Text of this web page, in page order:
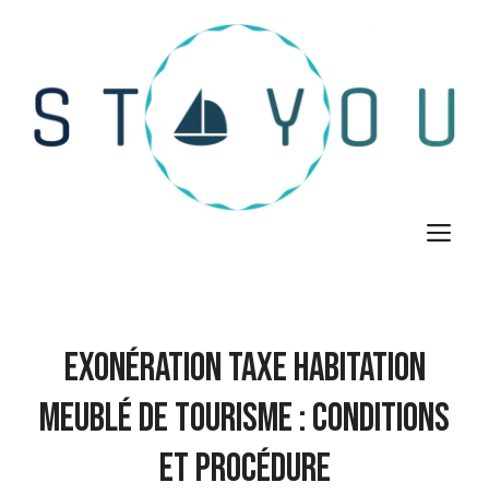
Exonération Taxe Habitation
Meublé de Tourisme : Conditions
et Procédure